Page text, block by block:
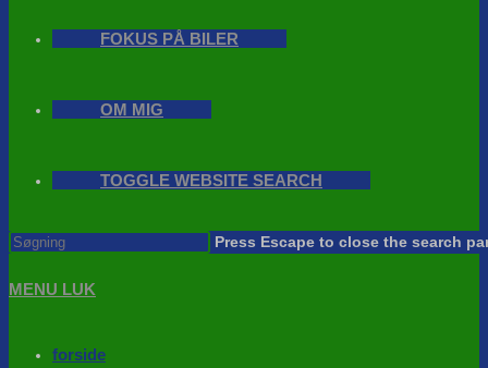
FOKUS PÅ BILER
OM MIG
TOGGLE WEBSITE SEARCH
Press Escape to close the search
MENU LUK
forside